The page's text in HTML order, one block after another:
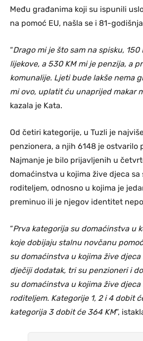
Među građanima koji su ispunili
na pomoć EU, našla se i 81-
“Drago mi je što sam na spisku, 150
lijekove, a 530 KM mi je penzija, a
komunalije. Ljeti bude lakše nema
mi ovo, uplatit ću unaprijed makar
kazala je Kata.
Od četiri kategorije, u Tuzli je
penzionera, a njih 6148 je ostvarilo
Najmanje je bilo prijavljenih u
domaćinstva u kojima žive djeca sa
roditeljem, odnosno u kojima je
preminuo ili je njegov identitet
“Prva kategorija su domaćinstva u
koje dobijaju stalnu novčanu
su domaćinstva u kojima žive
dječiji dodatak, tri su penzioneri i
su domaćinstva u kojima žive djeca
roditeljem. Kategorije 1, 2 i 4 dobit
kategorija 3 dobit će 364 KM”,